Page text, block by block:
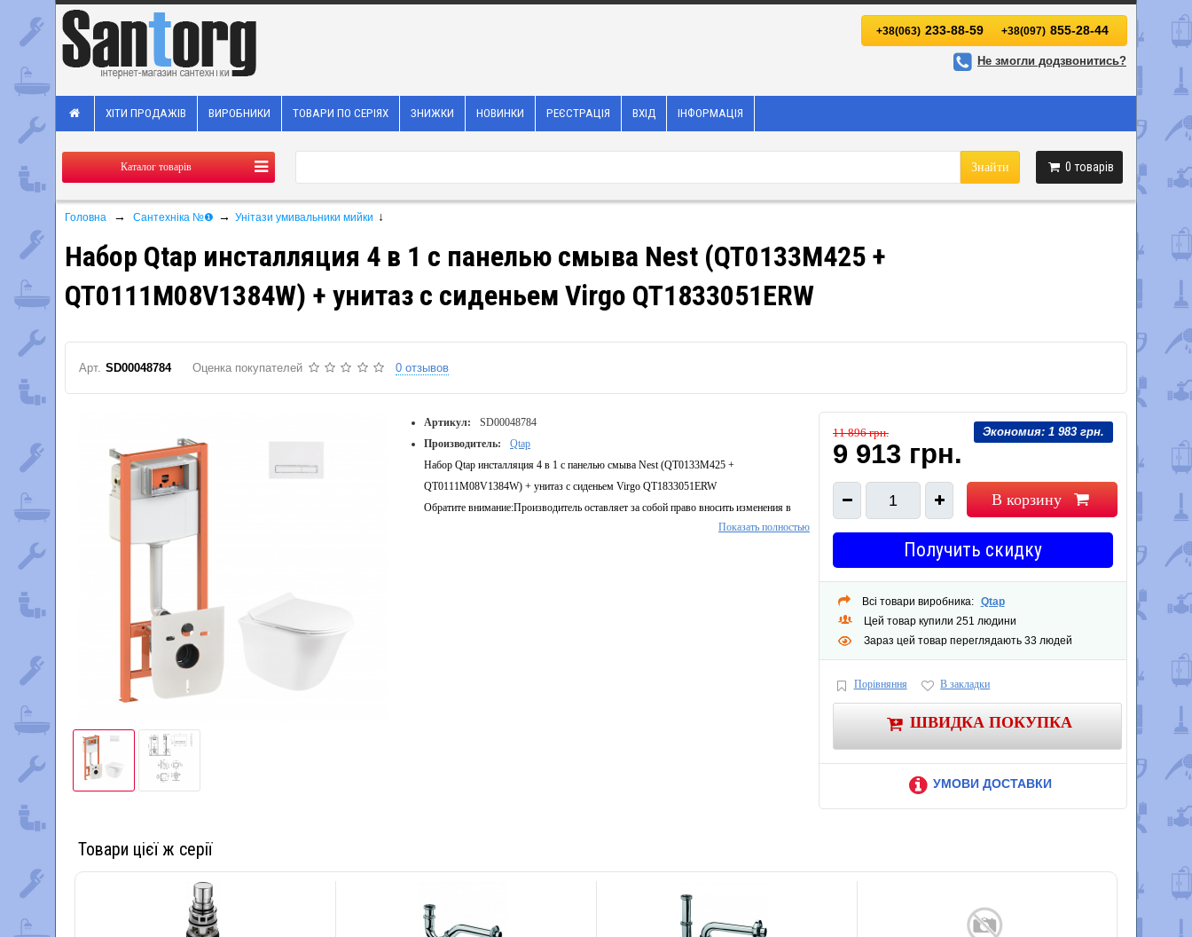
+38(063) 233-88-59 +38(097) 855-28-44
Не змогли додзвонитись?
ХІТИ ПРОДАЖІВ ВИРОБНИКИ ТОВАРИ ПО СЕРІЯХ ЗНИЖКИ НОВИНКИ РЕЄСТРАЦІЯ ВХІД ІНФОРМАЦІЯ
Каталог товарів 0 товарів
Знайти
Головна → Сантехніка №❶ → Унітази умивальники мийки ↓
Набор Qtap инсталляция 4 в 1 с панелью смыва Nest (QT0133M425 +
QT0111M08V1384W) + унитаз с сиденьем Virgo QT1833051ERW
Арт. SD00048784 Оценка покупателей 0 отзывов
Артикул:
SD00048784
Производитель:
Qtap
Набор Qtap инсталляция 4 в 1 с панелью смыва Nest (QT0133M425 +
QT0111M08V1384W) + унитаз с сиденьем Virgo QT1833051ERW
Обратите внимание:Производитель оставляет за собой право вносить изменения в
конструкцию изделий и комплектацию, не ухудшающих качество, безПоказать полностью
Экономия: 1 983 грн.
11 896 грн.
9 913 грн.
1 В корзину
Получить скидку
Всі товари виробника: Qtap
Цей товар купили 251 людини
Зараз цей товар переглядають 33 людей
Порівняння В закладки
ШВИДКА ПОКУПКА
УМОВИ ДОСТАВКИ
Товари цієї ж серії